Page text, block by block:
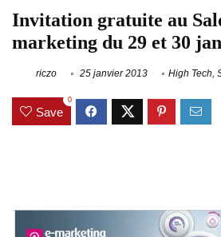
Invitation gratuite au
marketing du 29 et 30
riczo 25 janvier 2013 High Tech,
Save
0